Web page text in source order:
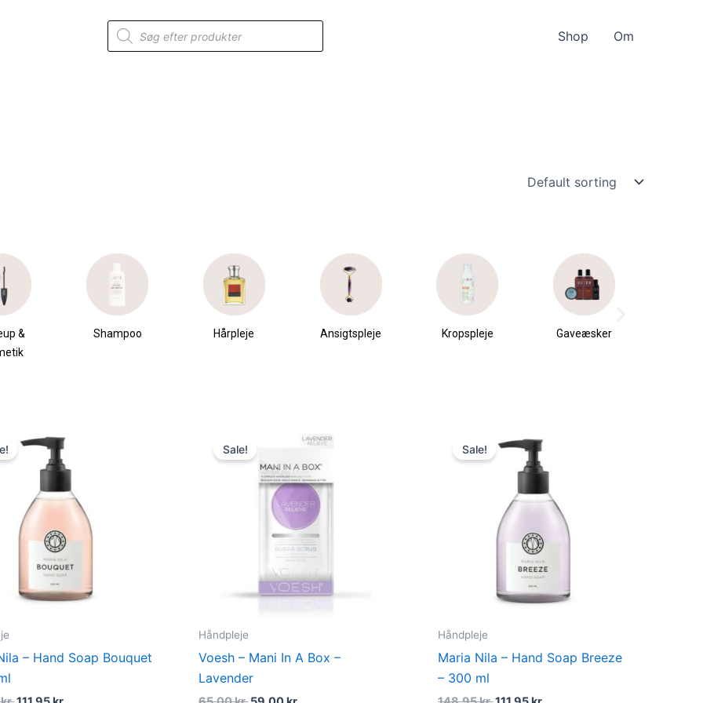
Products
search
Shop Om
Hårpleje Ansigtspleje Kropspleje Gaveæsker
Parfumer &
– Hand Soap Bouquet
price
was:
148,95 kr..111,95 kr..
Sale!
Håndpleje
Voesh – Mani In A Box –
Lavender
was:
65,00 kr..
price
59,00 kr..
Sale!
Håndpleje
Maria Nila – Hand Soap Breeze
– 300 ml
price
was:
148,95 kr..111,95 kr..